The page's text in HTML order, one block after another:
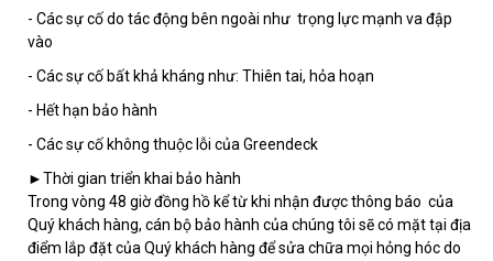
- Các sự cố do tác động bên ngoài như trọng lực mạnh va đập
vào
- Các sự cố bất khả kháng như: Thiên tai, hỏa hoạn
- Hết hạn bảo hành
- Các sự cố không thuộc lỗi của Greendeck
►Thời gian triển khai bảo hành
Trong vòng 48 giờ đồng hồ kể từ khi nhận được thông báo của
Quý khách hàng, cán bộ bảo hành của chúng tôi sẽ có mặt tại địa
điểm lắp đặt của Quý khách hàng để sửa chữa mọi hỏng hóc do